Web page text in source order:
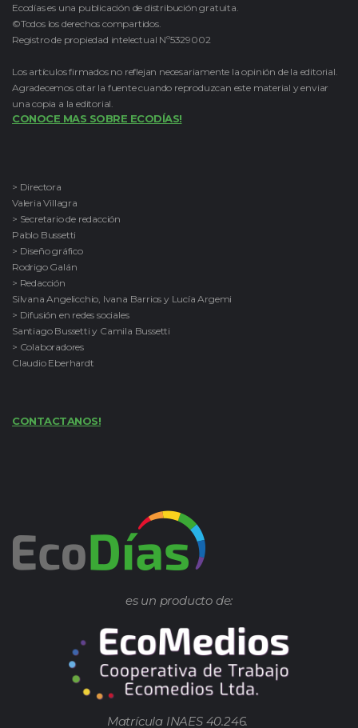
Ecodías es una publicación de distribución gratuita.
©Todos los derechos compartidos.
Registro de propiedad intelectual Nº5329002
Los artículos firmados no reflejan necesariamente la opinión de la editorial.
Agradecemos citar la fuente cuando reproduzcan este material y enviar
una copia a la editorial.
CONOCE MAS SOBRE ECODÍAS!
> Directora
Valeria Villagra
> Secretario de redacción
Pablo Bussetti
> Diseño gráfico
Rodrigo Galán
> Redacción
Silvana Angelicchio, Ivana Barrios y Lucía Argemi
> Difusión en redes sociales
Santiago Bussetti y Camila Bussetti
> Colaboradores
Claudio Eberhardt
CONTACTANOS!
es un producto de:
Matrícula INAES 40.246.